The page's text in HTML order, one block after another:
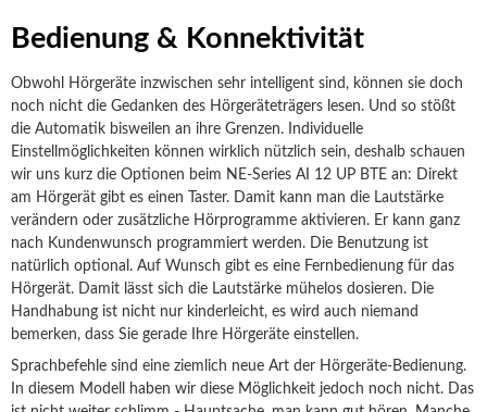
Bedienung & Konnektivität
Obwohl Hörgeräte inzwischen sehr intelligent sind, können sie doch
noch nicht die Gedanken des Hörgeräteträgers lesen. Und so stößt
die Automatik bisweilen an ihre Grenzen. Individuelle
Einstellmöglichkeiten können wirklich nützlich sein, deshalb schauen
wir uns kurz die Optionen beim NE-Series AI 12 UP BTE an: Direkt
am Hörgerät gibt es einen Taster. Damit kann man die Lautstärke
verändern oder zusätzliche Hörprogramme aktivieren. Er kann ganz
nach Kundenwunsch programmiert werden. Die Benutzung ist
natürlich optional. Auf Wunsch gibt es eine Fernbedienung für das
Hörgerät. Damit lässt sich die Lautstärke mühelos dosieren. Die
Handhabung ist nicht nur kinderleicht, es wird auch niemand
bemerken, dass Sie gerade Ihre Hörgeräte einstellen.
Sprachbefehle sind eine ziemlich neue Art der Hörgeräte-Bedienung.
In diesem Modell haben wir diese Möglichkeit jedoch noch nicht. Das